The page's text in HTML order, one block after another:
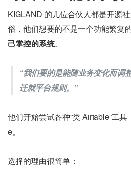
KIGLAND 的几位合伙人都是开源
俗，他们想要的不是一个功能繁复
己掌控的系统。
“我们要的是能随业务变化而调
迁就平台规则。”
他们开始尝试各种“类 Airtable”工
e。
选择的理由很简单：